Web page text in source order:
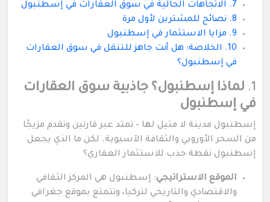
7. الاتجاهات الحالية في سوق العقارات في إسطنبول
8. نصائح للمشترين لأول مرة
9. مزايا الاستثمار في إسطنبول
10. الخلاصة: هل أنت جاهز للتنقل في سوق العقارات
في إسطنبول؟
1. لماذا إسطنبول؟ جاذبية سوق العقارات
في إسطنبول
إسطنبول مدينة لا مثيل لها – تمتد عبر قارتين وتقدم مزيجًا
من السحر الأوروبي والثقافة الآسيوية. لكن ما الذي يجعل
إسطنبول نقطة جذب للاستثمار العقاري؟
الموقع الاستراتيجي: إسطنبول هي المركز الثقافي
والاقتصادي والتاريخي لتركيا، وتتمتع بموقع جغرافي